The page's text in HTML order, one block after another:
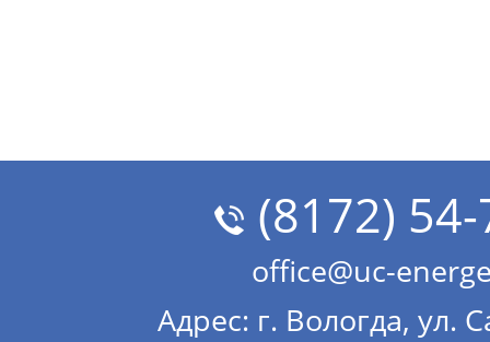
(8172)
office@uc-
Адрес: г. Вологда, ул.